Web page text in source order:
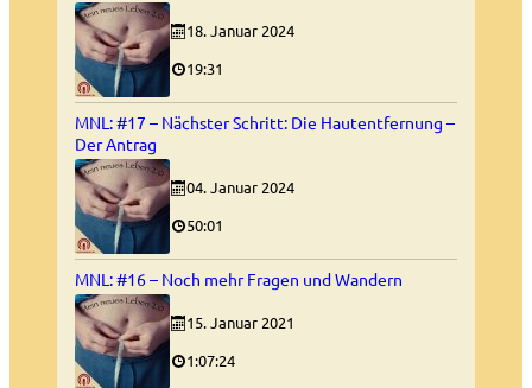
18. Januar 2024
19:31
MNL: #17 – Nächster Schritt: Die Hautentfernung –
Der Antrag
04. Januar 2024
50:01
MNL: #16 – Noch mehr Fragen und Wandern
15. Januar 2021
1:07:24